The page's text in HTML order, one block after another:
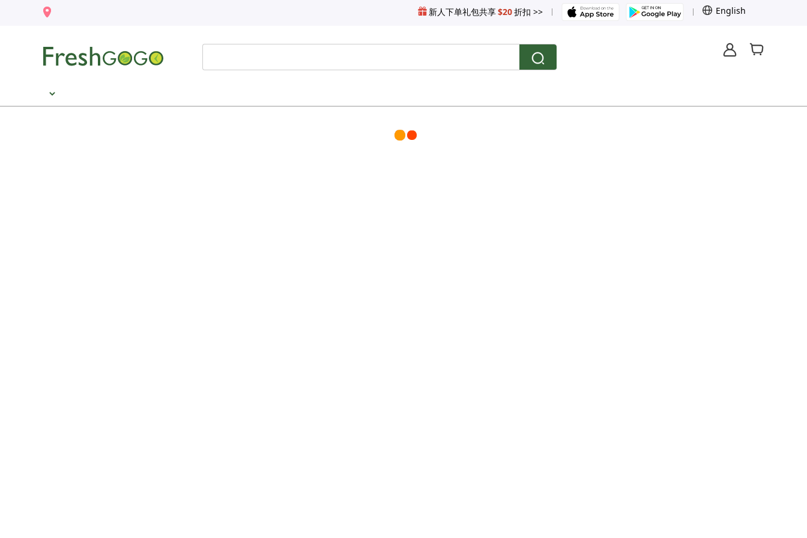
新人下单礼包共享$20折扣 >> English